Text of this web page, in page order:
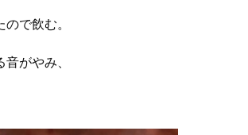
で飲む。
がやみ、